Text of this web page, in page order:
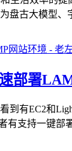
盘古大模型、
部署
到有EC2和
有支持一键部